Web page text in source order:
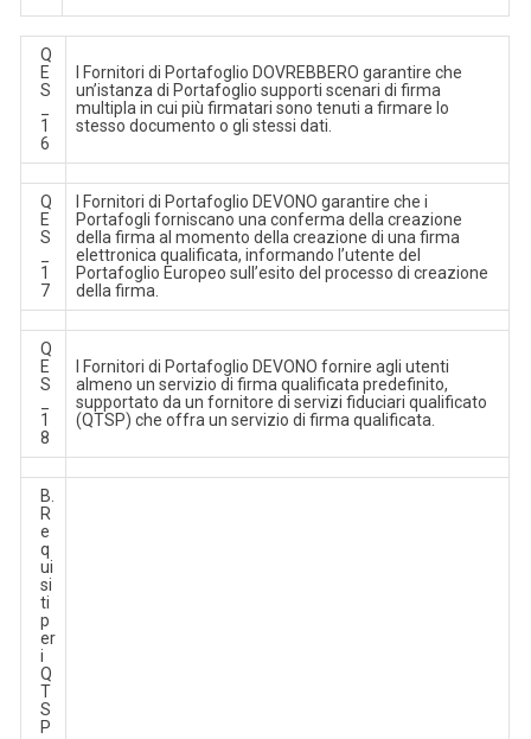
Q
E
S
1
6
I Fornitori di Portafoglio DOVREBBERO garantire che
un’istanza di Portafoglio supporti scenari di firma
multipla in cui più firmatari sono tenuti a firmare lo
stesso documento o gli stessi dati.
Q
E
S
1
7
I Fornitori di Portafoglio DEVONO garantire che i
Portafogli forniscano una conferma della creazione
della firma al momento della creazione di una firma
elettronica qualificata, informando l’utente del
Portafoglio Europeo sull’esito del processo di creazione
della firma.
Q
E
S
1
8
I Fornitori di Portafoglio DEVONO fornire agli utenti
almeno un servizio di firma qualificata predefinito,
supportato da un fornitore di servizi fiduciari qualificato
(QTSP) che offra un servizio di firma qualificata.
B.
R
e
q
ui
si
ti
p
er
i
Q
T
S
P